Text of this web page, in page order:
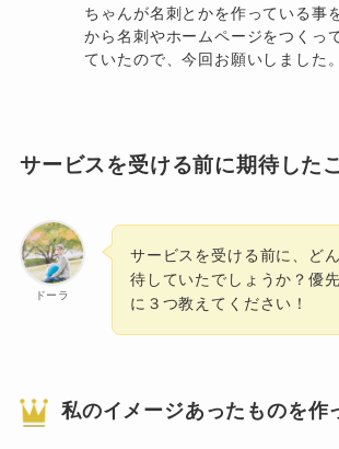
ちゃんが名刺とかを作っている事
から名刺やホームページをつくっ
ていたので、今回お願いしました。
サービスを受ける前に期待した
ドーラ
サービスを受ける前に、ど
待していたでしょうか？優
に３つ教えてください！
私のイメージあったものを作